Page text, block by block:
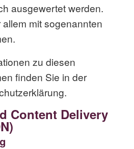
ausgewertet werden.
mit sogenannten
zu diesen
finden Sie in der
Content Delivery